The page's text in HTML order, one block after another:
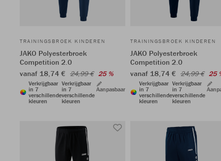
TRAININGSBROEK KINDEREN
JAKO Polyesterbroek
Competition 2.0
vanaf 18,74 € 24,99 € 25 %
Verkrijgbaar
in 7
verschillende
kleuren
Verkrijgbaar
in 7
verschillende
kleuren
Aanpasbaar
TRAININGSBROEK KINDEREN
JAKO Polyesterbroek
Competition 2.0
vanaf 18,74 € 24,99 € 25
Verkrijgbaar
in 7
verschillende
kleuren
Verkrijgbaar
in 7
verschillende
kleuren